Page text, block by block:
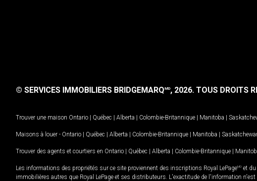
© SERVICES IMMOBILIERS BRIDGEMARQMD, 2026. TOUS DROITS
Trouver une maison Ontario | Québec | Alberta | Colombie-Britannique | Manitoba |
Maisons à louer - Ontario | Québec | Alberta | Colombie-Britannique | Manitoba |
Trouver des agents et courtiers en Ontario | Québec | Alberta | Colombie-Britannique |
Les informations des propriétés sur ce site proviennent des inscriptions Royal LePageMD et
immobilières autres que Royal LePage et ses distributeurs. L'exactitude de l'information